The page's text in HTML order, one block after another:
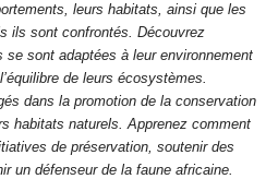
leurs habitats, ainsi que les
ils sont confrontés. Découvrez
sont adaptées à leur environnement
de leurs écosystèmes.
dans la promotion de la conservation
habitats naturels. Apprenez comment
de préservation, soutenir des
un défenseur de la faune africaine.